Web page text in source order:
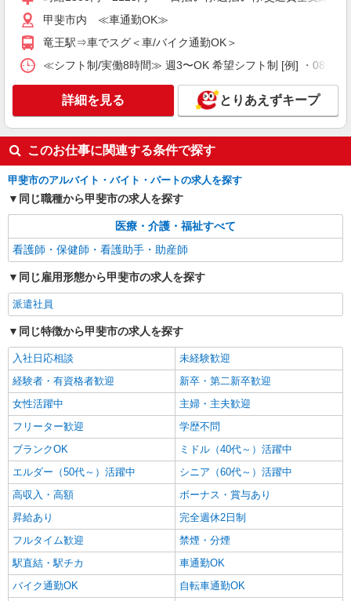
甲斐市内 ≪車通勤OK≫
派遣社員
株式会社kotrio /●MT-H-1980690
金も即ゲット◎
時給1500円〜2125円 ＜日払い有/週払い有/交
甲斐市内 ≪車通勤OK≫
詳細を見る
派遣社員
株式会社kotrio /●MT-H-2086534
甲斐市＊綺麗な病院で看護助手デビュー♪無資
時給1500円〜2125円 ＜日払い有/週払い有/交
甲斐市内 ≪車通勤OK≫
詳細を見る
業務委託
SOMPOヘルスサポート株式会社 全支援対応コース
特定保健指導（保健師・管理栄養士）
報酬：完全出来高制 報酬額（消費税抜き）：
・事業所一括面談(対面) 1日：10,000円〜14,716
円 ・個別訪問(対面) 1件：4,286円〜5,239円 ・
遠隔面談 1件：1500〜1691円 ・電話支援 1
件：1,000円〜1,429円 ・メール支援 1件：500円
※上記金額に消費税を加えた金額をお支払いいた
します ※交通費・電話代は弊社負担。その他、支
援内容により細則あり。
【活動エリア】山梨県甲斐市及びその周辺
キープ 詳細を見る
甲斐市内 ≪車通勤OK≫
竜王駅⇒車でスグ＜車/バイク通勤OK＞
≪シフト制/実働8時間≫ 週3〜OK 希望シフト制 [例] ・
詳細を見る とりあえずキープ
このお仕事に関連する条件で探す
甲斐市のアルバイト・バイト・パートの求人を探す
同じ職種から甲斐市の求人を探す
医療・介護・福祉すべて
看護師・保健師・看護助手・助産師
同じ雇用形態から甲斐市の求人を探す
派遣社員
同じ特徴から甲斐市の求人を探す
入社日応相談
未経験歓迎
経験者・有資格者歓迎
新卒・第二新卒歓迎
女性活躍中
主婦・主夫歓迎
フリーター歓迎
学歴不問
ブランクOK
ミドル（40代～）活躍中
エルダー（50代～）活躍中
シニア（60代～）活躍中
高収入・高額
ボーナス・賞与あり
昇給あり
完全週休2日制
フルタイム歓迎
禁煙・分煙
駅直結・駅チカ
車通勤OK
バイク通勤OK
自転車通勤OK